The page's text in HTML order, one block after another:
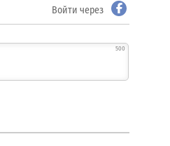
Войти через
500